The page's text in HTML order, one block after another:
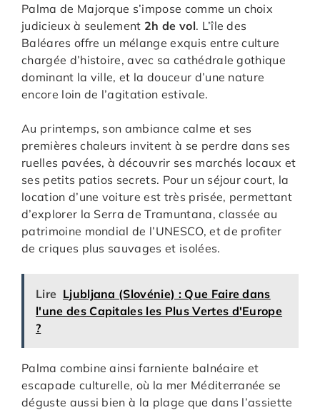
Palma de Majorque s’impose comme un choix
judicieux à seulement 2h de vol. L’île des
Baléares offre un mélange exquis entre culture
chargée d’histoire, avec sa cathédrale gothique
dominant la ville, et la douceur d’une nature
encore loin de l’agitation estivale.
Au printemps, son ambiance calme et ses
premières chaleurs invitent à se perdre dans ses
ruelles pavées, à découvrir ses marchés locaux et
ses petits patios secrets. Pour un séjour court, la
location d’une voiture est très prisée, permettant
d’explorer la Serra de Tramuntana, classée au
patrimoine mondial de l’UNESCO, et de profiter
de criques plus sauvages et isolées.
Lire Ljubljana (Slovénie) : Que Faire dans
l'une des Capitales les Plus Vertes d'Europe
?
Palma combine ainsi farniente balnéaire et
escapade culturelle, où la mer Méditerranée se
déguste aussi bien à la plage que dans l’assiette